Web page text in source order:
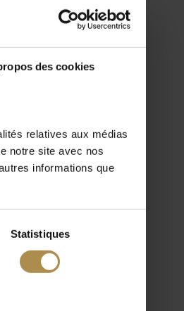
des cookies
relatives aux médias
notre site avec nos
informations que
Statistiques